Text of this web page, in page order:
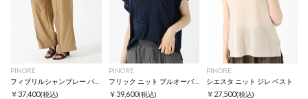
PINORE
￥37,400(税込)
PINORE
フリック ニット プルオーバー
￥39,600(税込)
PINORE
シエスタ ニット ジレ ベスト
￥27,500(税込)